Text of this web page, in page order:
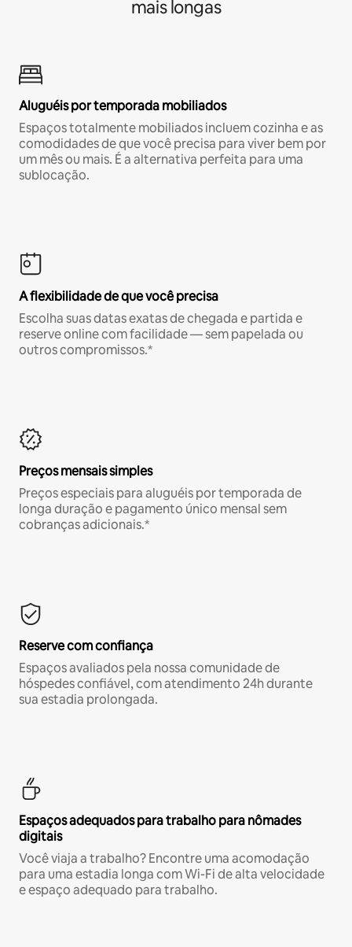
mais longas
Aluguéis por temporada mobiliados
Espaços totalmente mobiliados incluem cozinha e as
comodidades de que você precisa para viver bem por
um mês ou mais. É a alternativa perfeita para uma
sublocação.
A flexibilidade de que você precisa
Escolha suas datas exatas de chegada e partida e
reserve online com facilidade — sem papelada ou
outros compromissos.*
Preços mensais simples
Preços especiais para aluguéis por temporada de
longa duração e pagamento único mensal sem
cobranças adicionais.*
Reserve com confiança
Espaços avaliados pela nossa comunidade de
hóspedes confiável, com atendimento 24h durante
sua estadia prolongada.
Espaços adequados para trabalho para nômades
digitais
Você viaja a trabalho? Encontre uma acomodação
para uma estadia longa com Wi-Fi de alta velocidade
e espaço adequado para trabalho.